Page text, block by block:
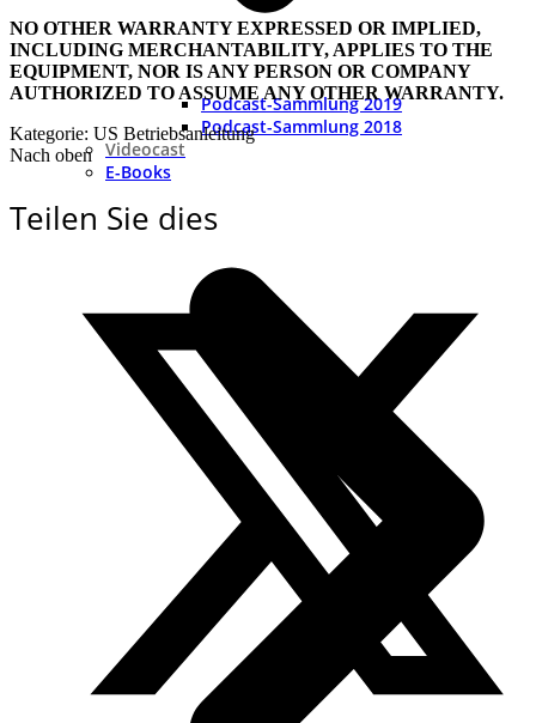
Podcast-Sammlung 2019
Podcast-Sammlung 2018
Videocast
E-Books
NO OTHER WARRANTY EXPRESSED OR IMPLIED,
INCLUDING MERCHANTABILITY, APPLIES TO THE
EQUIPMENT, NOR IS ANY PERSON OR COMPANY
AUTHORIZED TO ASSUME ANY OTHER WARRANTY.
Kategorie: US Betriebsanleitung
Nach oben
Teilen Sie dies